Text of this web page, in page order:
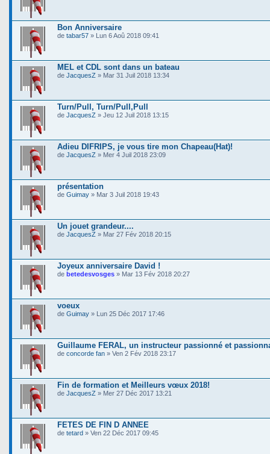
Bon Anniversaire
de tabar57 » Lun 6 Aoû 2018 09:41
MEL et CDL sont dans un bateau
de JacquesZ » Mar 31 Juil 2018 13:34
Turn/Pull, Turn/Pull,Pull
de JacquesZ » Jeu 12 Juil 2018 13:15
Adieu DIFRIPS, je vous tire mon Chapeau(Hat)!
de JacquesZ » Mer 4 Juil 2018 23:09
présentation
de Guimay » Mar 3 Juil 2018 19:43
Un jouet grandeur....
de JacquesZ » Mar 27 Fév 2018 20:15
Joyeux anniversaire David !
de betedesvosges » Mar 13 Fév 2018 20:27
voeux
de Guimay » Lun 25 Déc 2017 17:46
Guillaume FERAL, un instructeur passionné et
de concorde fan » Ven 2 Fév 2018 23:17
Fin de formation et Meilleurs vœux 2018!
de JacquesZ » Mer 27 Déc 2017 13:21
FETES DE FIN D ANNEE
de tetard » Ven 22 Déc 2017 09:45